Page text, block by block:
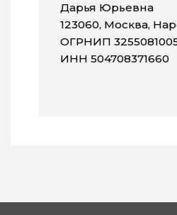
Дарья Юрьевна
123060, Москва,
ОГРНИП
ИНН 504708371660